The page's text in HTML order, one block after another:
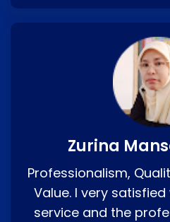
Zurina
Professionalism,
Value. I very
service and the